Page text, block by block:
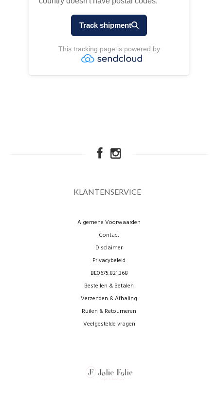
KLANTENSERVICE
Algemene Voorwaarden
Contact
Disclaimer
Privacybeleid
BE0675.821.368
Bestellen & Betalen
Verzenden & Afhaling
Ruilen & Retourneren
Veelgestelde vragen